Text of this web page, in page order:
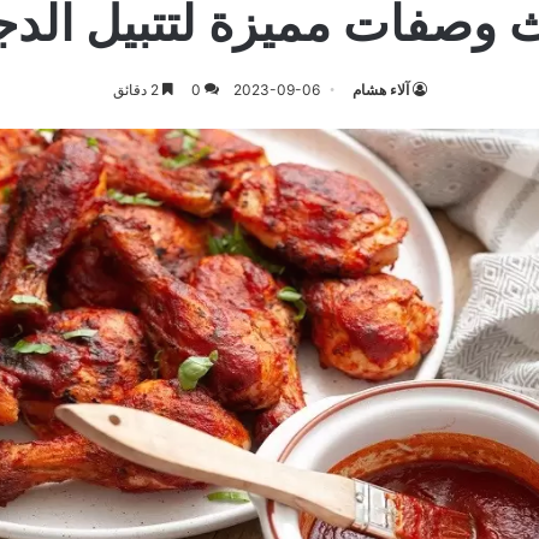
وصفات مميزة لتتبيل
آلاء هشام 2023-09-06
0 2 دقائق